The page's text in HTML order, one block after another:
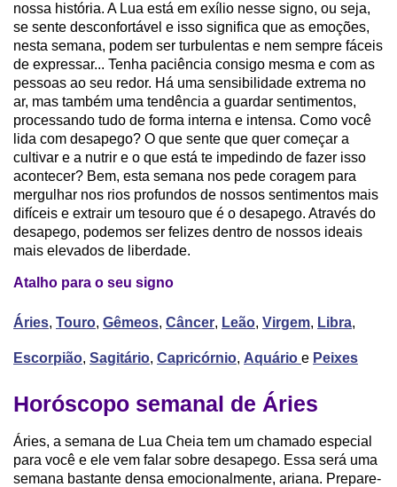
nossa história. A Lua está em exílio nesse signo, ou seja,
se sente desconfortável e isso significa que as emoções,
nesta semana, podem ser turbulentas e nem sempre fáceis
de expressar... Tenha paciência consigo mesma e com as
pessoas ao seu redor. Há uma sensibilidade extrema no
ar, mas também uma tendência a guardar sentimentos,
processando tudo de forma interna e intensa. Como você
lida com desapego? O que sente que quer começar a
cultivar e a nutrir e o que está te impedindo de fazer isso
acontecer? Bem, esta semana nos pede coragem para
mergulhar nos rios profundos de nossos sentimentos mais
difíceis e extrair um tesouro que é o desapego. Através do
desapego, podemos ser felizes dentro de nossos ideais
mais elevados de liberdade.
Atalho para o seu signo
Áries, Touro, Gêmeos, Câncer, Leão, Virgem, Libra,
Escorpião, Sagitário, Capricórnio, Aquário e Peixes
Horóscopo semanal de Áries
Áries, a semana de Lua Cheia tem um chamado especial
para você e ele vem falar sobre desapego. Essa será uma
semana bastante densa emocionalmente, ariana. Prepare-